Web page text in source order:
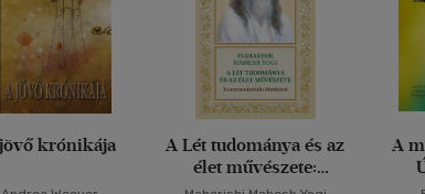
krónikája
A Lét tudománya és az
élet művészete:
Transzcendentális
A